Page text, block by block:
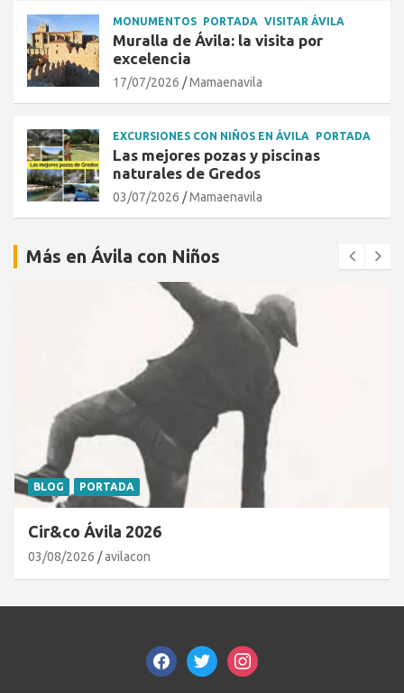
MONUMENTOS PORTADA VISITAR ÁVILA
Muralla de Ávila: la visita por
excelencia
17/07/2026 Mamaenavila
EXCURSIONES CON NIÑOS EN ÁVILA PORTADA
Las mejores pozas y piscinas
naturales de Gredos
03/07/2026 Mamaenavila
Más en Ávila con Niños
BLOG PORTADA
Cir&co Ávila 2026
03/08/2026 avilacon
facebooktwitterinstagram